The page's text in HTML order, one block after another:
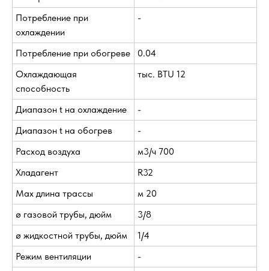
Потребление при
охлаждении
-
Потребление при обогреве
0.04
Охлаждающая
способность
тыс. BTU 12
Диапазон t на охлаждение
-
Диапазон t на обогрев
-
Расход воздуха
м3/ч 700
Хладагент
R32
Max длина трассы
м 20
ø газовой трубы, дюйм
3/8
ø жидкостной трубы, дюйм
1/4
Режим вентиляции
-